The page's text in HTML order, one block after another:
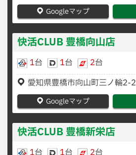
Googleマップ
快活CLUB 豊橋向山店
1台 1台 2台
愛知県豊橋市向山町三ノ輪2-2
Googleマップ
快活CLUB 豊橋新栄店